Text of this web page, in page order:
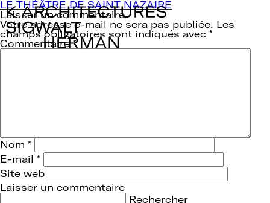
Navigation
de
l’article
LE THÉÂTRE DE SAINT NAZAIRE
Laisser un commentaire
Votre adresse e-mail ne sera pas publiée. Les
champs obligatoires sont indiqués avec *
Commentaire*
Nom *
E-mail *
Site web
Rechercher :